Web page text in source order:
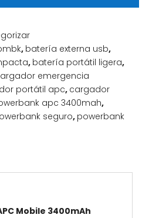
, batería externa usb,
, batería portátil ligera,
emergencia
portátil apc, cargador
apc 3400mah,
seguro, powerbank
Mobile 3400mAh